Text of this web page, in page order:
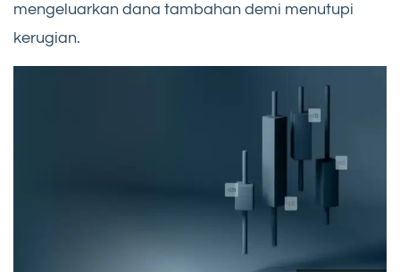
mengeluarkan dana tambahan demi menutupi
kerugian.